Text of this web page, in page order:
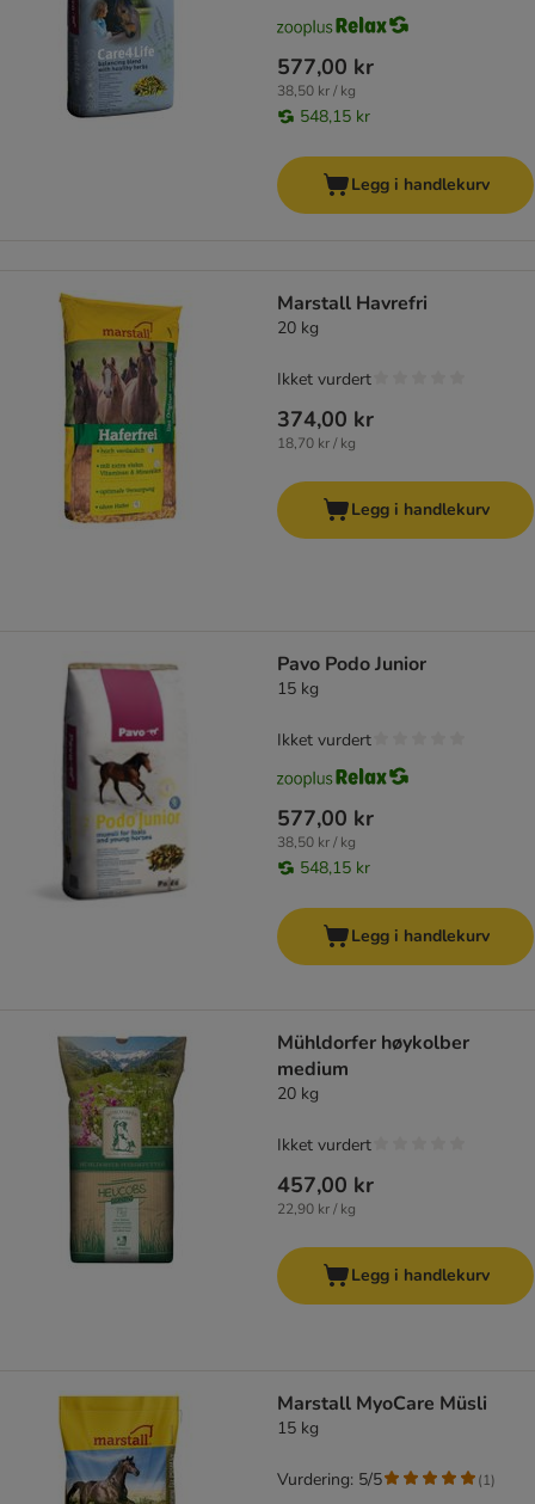
577,00 kr
38,50 kr / kg
548,15 kr
Legg i handlekurv
Marstall Havrefri
20 kg
374,00 kr
18,70 kr / kg
Ikket vurdert
Legg i handlekurv
Pavo Podo Junior
15 kg
577,00 kr
38,50 kr / kg
548,15 kr
Ikket vurdert
Legg i handlekurv
Mühldorfer høykolber
medium
20 kg
457,00 kr
22,90 kr / kg
Ikket vurdert
Legg i handlekurv
Marstall MyoCare Müsli
15 kg
Vurdering: 5/5 (1)